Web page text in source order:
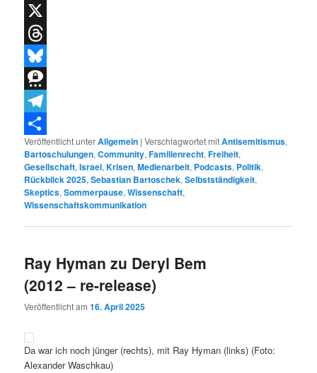
WhatsApp
X
Threads
Bluesky
Threema
Telegram
Teilen
Veröffentlicht unterAllgemein |Verschlagwortet mitAntisemitismus,
Bartoschulungen,Community,Familienrecht,Freiheit,
Gesellschaft,Israel,Krisen,Medienarbeit, Podcasts, Politik,
Rückblick 2025,Sebastian Bartoschek,Selbstständigkeit,
Skeptics,Sommerpause,Wissenschaft,
Wissenschaftskommunikation
Ray Hyman zu Deryl Bem
(2012 – re-release)
Veröffentlicht am16. April 2025
Da war ich noch jünger (rechts), mit Ray Hyman (links) (Foto:
Alexander Waschkau)